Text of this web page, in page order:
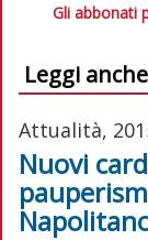
Gli abbonati
Leggi anche
Attualità,
Nuovi